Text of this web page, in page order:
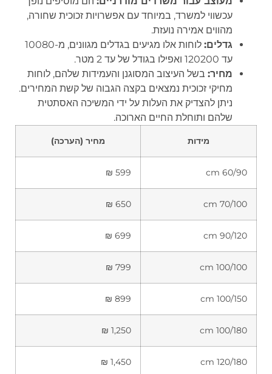
עכשווי למשרד, במיוחד עם אפשרויות זכוכית שחורה,
מהווים אמירה נועזת.
גדלים:
לוחות אלו מגיעים בגדלים מגוונים, מ-10080
עד 120200 ואפילו בגודל של עד 2 מטר.
מחיר: בשל העיצוב המסוגנן והעמידות שלהם, לוחות
מחיקי זכוכית נמצאים בקצה הגבוה של קשת המחירים.
ניתן להצדיק את העלות על ידי המשיכה האסתטית
שלהם ותוחלת החיים הארוכה.
מידות מחיר (הערכה)
60/90 cm
599 ₪
70/100 cm
650 ₪
90/120 cm
699 ₪
100/100 cm
799 ₪
100/150 cm
899 ₪
100/180 cm
1,250 ₪
120/180 cm
1,450 ₪